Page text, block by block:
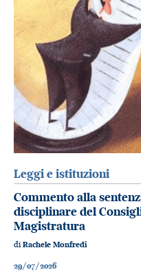
Leggi e istituzioni
Commento alla
disciplinare del
Magistratura
di Rachele Monfredi
29/07/2026